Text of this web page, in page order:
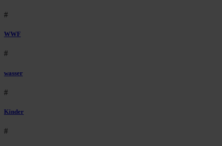
#
WWF
#
wasser
#
Kinder
#